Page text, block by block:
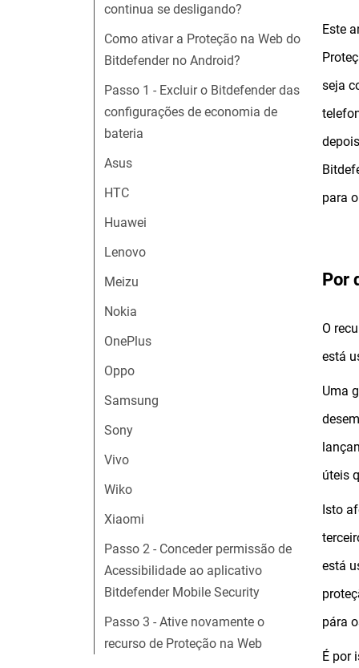
continua se desligando?
Como ativar a Proteção na Web do
Bitdefender no Android?
Passo 1 - Excluir o Bitdefender das
configurações de economia de
bateria
Asus
HTC
Huawei
Lenovo
Meizu
Nokia
OnePlus
Oppo
Samsung
Sony
Vivo
Wiko
Xiaomi
Passo 2 - Conceder permissão de
Acessibilidade ao aplicativo
Bitdefender Mobile Security
Passo 3 - Ative novamente o
recurso de Proteção na Web
Este
seja
para
Por
O
está
Uma
úteis
Isto
está
pára
É por